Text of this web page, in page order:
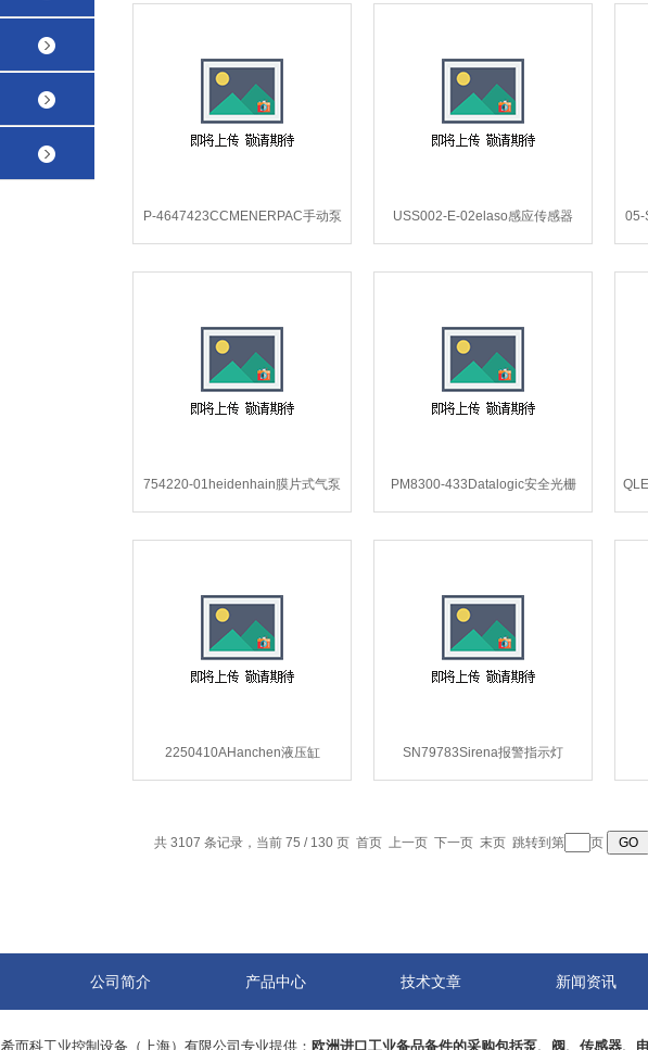
P-4647423CCMENERPAC手动泵
P-4647423CCM.
USS002-E-02elaso感应传感器
USS002-E-02（18184）.
05-
754220-01heidenhain膜片式气泵
754220-01*.
PM8300-433Datalogic安全光栅
PM8300-433*.
2250410AHanchen液压缸
2250410A**.
SN79783Sirena报警指示灯
SN79783**.
共 3107 条记录，当前 75 / 130 页 首页 上一页 下一页 末页 跳转到第 页
公司简介 产品中心 技术文章 新闻资讯
希而科工业控制设备（上海）有限公司专业提供： 欧洲进口工业备品备件的采购包括泵、阀、传感器、